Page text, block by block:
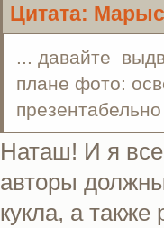
Цитата:
... давайте
плане фото:
Наташ! И я
авторы
кукла, а